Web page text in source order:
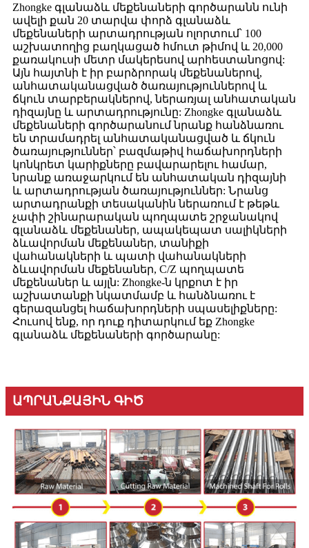
Zhongke գլանաձև մեքենաների գործարանն ունի
ավելի քան 20 տարվա փորձ գլանաձև
մեքենաների արտադրության ոլորտում՝ 100
աշխատողից բաղկացած հմուտ թիմով և 20,000
քառակուսի մետր մակերեսով արհեստանոցով:
Այն հայտնի է իր բարձրորակ մեքենաներով,
անհատականացված ծառայություններով և
ճկուն տարբերակներով, ներառյալ անհատական
​​դիզայնը և արտադրությունը: Zhongke գլանաձև
մեքենաների գործարանում նրանք հանձնառու
են տրամադրել անհատականացված և ճկուն
ծառայություններ՝ բազմաթիվ հաճախորդների
կոնկրետ կարիքները բավարարելու համար,
նրանք առաջարկում են անհատական ​​դիզայնի
և արտադրության ծառայություններ: Նրանց
արտադրանքի տեսականին ներառում է թեթև
չափի շինարարական պողպատե շրջանակով
գլանաձև մեքենաներ, ապակեպատ սալիկների
ձևավորման մեքենաներ, տանիքի
վահանակների և պատի վահանակների
ձևավորման մեքենաներ, C/Z պողպատե
մեքենաներ և այլն: Zhongke-ն կրքոտ է իր
աշխատանքի նկատմամբ և հանձնառու է
գերազանցել հաճախորդների սպասելիքները:
Հուսով ենք, որ դուք դիտարկում եք Zhongke
գլանաձև մեքենաների գործարանը:
ԱՊՐԱՆՔԱՅԻՆ ԳԻԾ